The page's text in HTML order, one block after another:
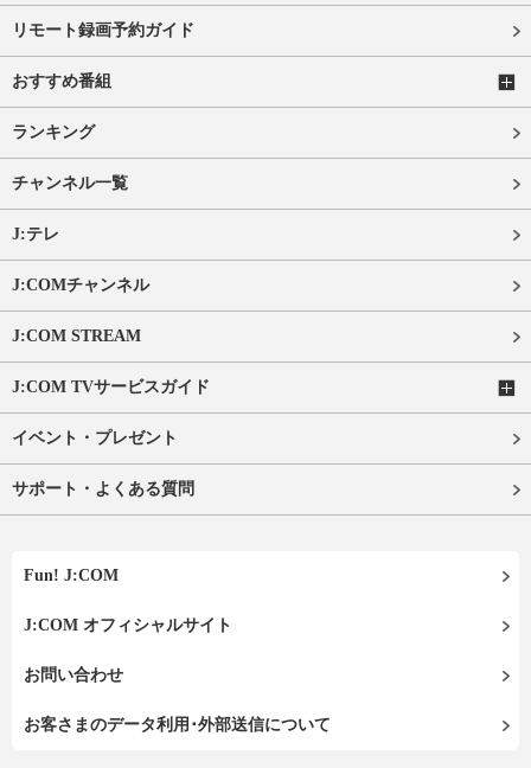
リモート録画予約ガイド
おすすめ番組
ランキング
チャンネル一覧
J:テレ
J:COMチャンネル
J:COM STREAM
J:COM TVサービスガイド
イベント・プレゼント
サポート・よくある質問
Fun! J:COM
J:COM オフィシャルサイト
お問い合わせ
お客さまのデータ利用･外部送信について